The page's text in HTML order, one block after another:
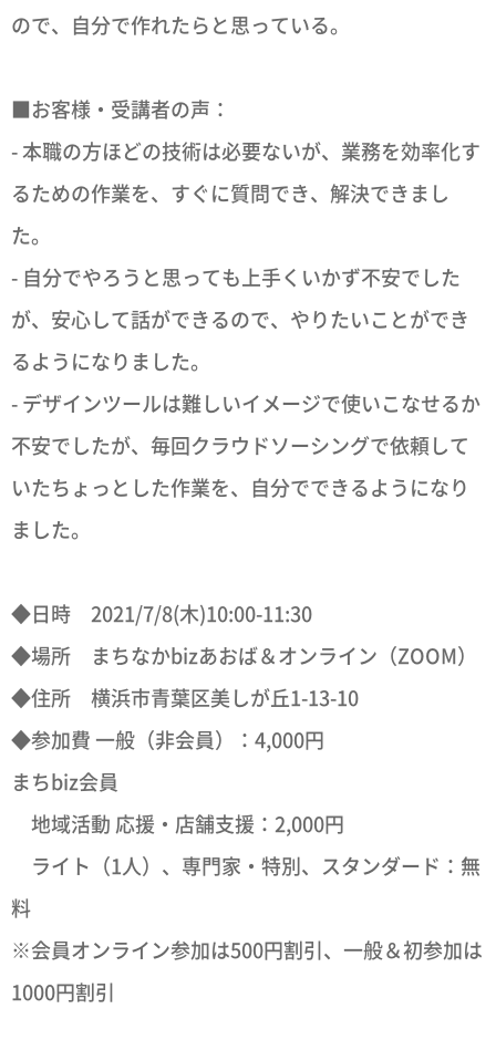
ので、自分で作れたらと思っている。
■お客様・受講者の声：
- 本職の方ほどの技術は必要ないが、業務を効率化す
るための作業を、すぐに質問でき、解決できまし
た。
- 自分でやろうと思っても上手くいかず不安でした
が、安心して話ができるので、やりたいことができ
るようになりました。
- デザインツールは難しいイメージで使いこなせるか
不安でしたが、毎回クラウドソーシングで依頼して
いたちょっとした作業を、自分でできるようになり
ました。
◆日時 2021/7/8(木)10:00-11:30
◆場所 まちなかbizあおば＆オンライン（ZOOM）
◆住所 横浜市青葉区美しが丘1-13-10
◆参加費 一般（非会員）：4,000円
まちbiz会員
地域活動 応援・店舗支援：2,000円
ライト（1人）、専門家・特別、スタンダード：無
料
※会員オンライン参加は500円割引、一般＆初参加は
1000円割引